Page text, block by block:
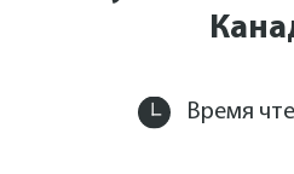
Время